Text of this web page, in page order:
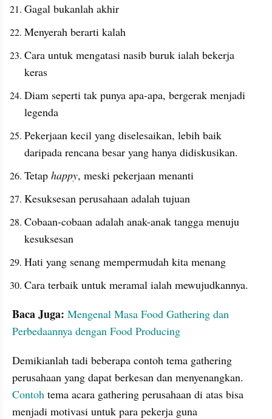
Gagal bukanlah akhir
Menyerah berarti kalah
Cara untuk mengatasi nasib buruk ialah bekerja
keras
Diam seperti tak punya apa-apa, bergerak menjadi
legenda
Pekerjaan kecil yang diselesaikan, lebih baik
daripada rencana besar yang hanya didiskusikan.
Tetap happy, meski pekerjaan menanti
Kesuksesan perusahaan adalah tujuan
Cobaan-cobaan adalah anak-anak tangga menuju
kesuksesan
Hati yang senang mempermudah kita menang
Cara terbaik untuk meramal ialah mewujudkannya.
Baca Juga: Mengenal Masa Food Gathering dan
Perbedaannya dengan Food Producing
Demikianlah tadi beberapa contoh tema gathering
Contoh tema acara gathering perusahaan di atas bisa
menjadi motivasi untuk para pekerja guna